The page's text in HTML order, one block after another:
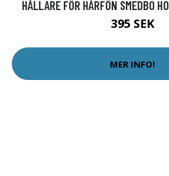
HÅLLARE FÖR HÅRFÖN SMEDBO
395 SEK
MER INFO!